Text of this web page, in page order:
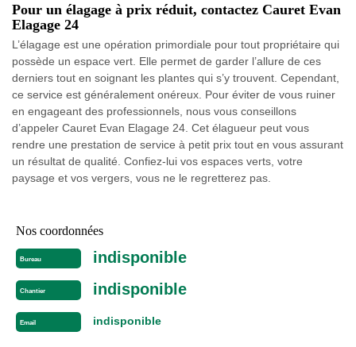
Pour un élagage à prix réduit, contactez Cauret Evan
Elagage 24
L’élagage est une opération primordiale pour tout propriétaire qui
possède un espace vert. Elle permet de garder l’allure de ces
derniers tout en soignant les plantes qui s’y trouvent. Cependant,
ce service est généralement onéreux. Pour éviter de vous ruiner
en engageant des professionnels, nous vous conseillons
d’appeler Cauret Evan Elagage 24. Cet élagueur peut vous
rendre une prestation de service à petit prix tout en vous assurant
un résultat de qualité. Confiez-lui vos espaces verts, votre
paysage et vos vergers, vous ne le regretterez pas.
Nos coordonnées
Bureau indisponible
Chantier indisponible
Email indisponible